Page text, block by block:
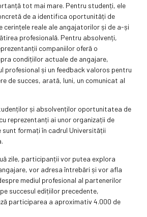
tot mai mare. Pentru studenți, ele
de a identifica oportunități de
cerințele reale ale angajatorilor și de a-și
profesională. Pentru absolvenți,
companiilor oferă o
condițiilor actuale de angajare,
profesional și un feedback valoros pentru
de succes, arată, luni, un comunicat al
și absolvenților oportunitatea de
reprezentanți ai unor organizații de
formați în cadrul Universității
zile, participanții vor putea explora
vor adresa întrebări și vor afla
mediul profesional al partenerilor
succesul edițiilor precedente,
participarea a aproximativ 4.000 de